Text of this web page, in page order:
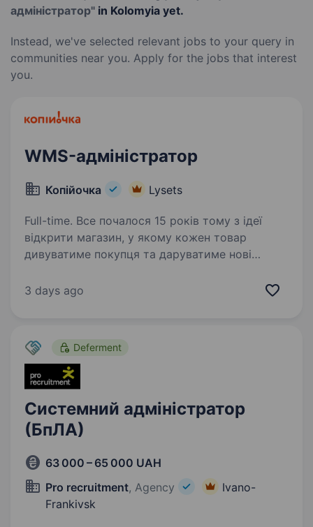
адміністратор" in Kolomyia yet.
Instead, we've selected relevant jobs to your query in
communities near you. Apply for the jobs that interest
you.
WMS-адміністратор
Копійочка Lysets
Full-time. Все почалося 15 років тому з ідеї
відкрити магазин, у якому кожен товар
дивуватиме покупця та даруватиме нові
500 магазинів у 16 областях України, а в нашій
3 days ago
Deferment
Системний адміністратор
(БпЛА)
63 000 – 65 000 UAH
Pro recruitment, Agency
Ivano-
Frankivsk